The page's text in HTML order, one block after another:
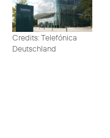
Credits: Telefónica
Deutschland